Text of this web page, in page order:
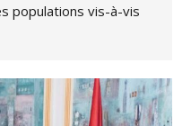
populations vis-à-vis